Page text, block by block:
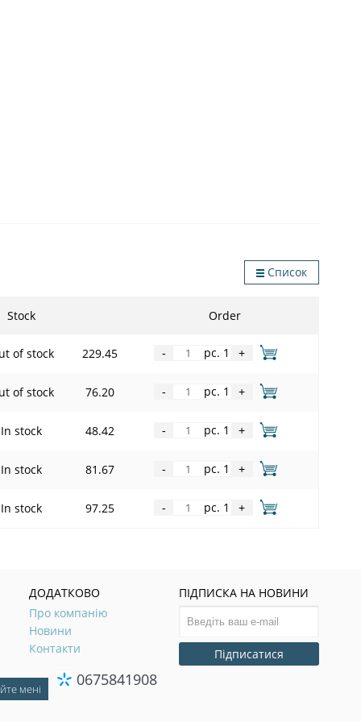
Список
Stock Order
of stock 229.45 - pc. 1 +
of stock 76.20 - pc. 1 +
In stock 48.42 - pc. 1 +
In stock 81.67 - pc. 1 +
In stock 97.25 - pc. 1 +
ДОДАТКОВО
Про компанію
Новини
Контакти
ПІДПИСКА НА НОВИНИ
Підписатися
0675841908